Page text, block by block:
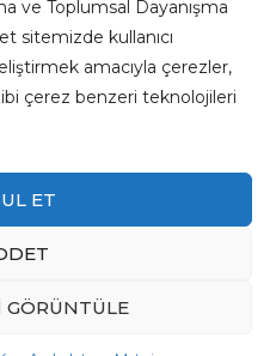
ve Toplumsal Dayanışma
sitemizde kullanıcı
amacıyla çerezler,
çerez benzeri teknolojileri
ET
GÖRÜNTÜLE